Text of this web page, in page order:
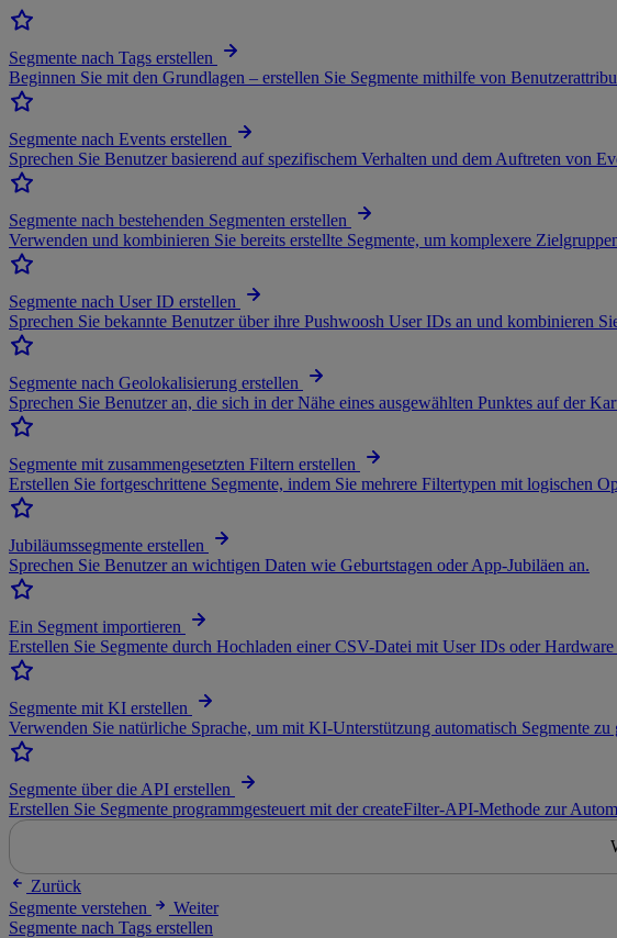
Segmente nach Tags erstellen
Beginnen Sie mit den Grundlagen – erstellen Sie Segmente mithilfe von
Segmente nach Events erstellen
Sprechen Sie Benutzer basierend auf spezifischem Verhalten und dem Auftreten von
Segmente nach bestehenden Segmenten erstellen
Verwenden und kombinieren Sie bereits erstellte Segmente, um komplexere
Segmente nach User ID erstellen
Sprechen Sie bekannte Benutzer über ihre Pushwoosh User IDs an und kombinieren
Segmente nach Geolokalisierung erstellen
Sprechen Sie Benutzer an, die sich in der Nähe eines ausgewählten Punktes auf der
Segmente mit zusammengesetzten Filtern erstellen
Erstellen Sie fortgeschrittene Segmente, indem Sie mehrere Filtertypen mit logischen
Jubiläumssegmente erstellen
Sprechen Sie Benutzer an wichtigen Daten wie Geburtstagen oder App-Jubiläen an.
Ein Segment importieren
Erstellen Sie Segmente durch Hochladen einer CSV-Datei mit User IDs oder
Segmente mit KI erstellen
Verwenden Sie natürliche Sprache, um mit KI-Unterstützung automatisch Segmente zu
Segmente über die API erstellen
Erstellen Sie Segmente programmgesteuert mit der createFilter-API-Methode zur
Zurück
Segmente verstehen
Weiter
Segmente nach Tags erstellen